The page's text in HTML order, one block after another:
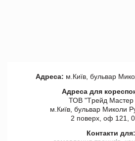
Адреса: м.Київ, бульвар
Адреса для
ТОВ "Tрейд Мастер
м.Київ, бульвар Миколи
2 поверх, оф 121,
Контакти для: